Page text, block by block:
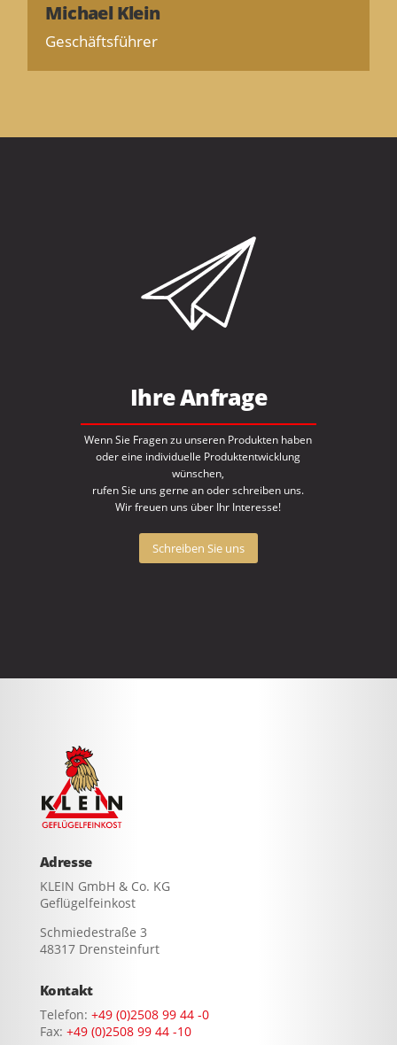
Michael Klein
Geschäftsführer
Ihre Anfrage
Wenn Sie Fragen zu unseren Produkten haben
oder eine individuelle Produktentwicklung
wünschen,
rufen Sie uns gerne an oder schreiben uns.
Wir freuen uns über Ihr Interesse!
Schreiben Sie uns
Adresse
KLEIN GmbH & Co. KG
Geflügelfeinkost
Schmiedestraße 3
48317 Drensteinfurt
Kontakt
Telefon: +49 (0)2508 99 44 -0
Fax: +49 (0)2508 99 44 -10